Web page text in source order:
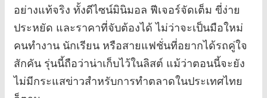
อย่างแท้จริง ทั้งดีไซน์มินิมอล ฟีเจอร์จัดเต็ม ขี่ง่าย
ประหยัด และราคาที่จับต้องได้ ไม่ว่าจะเป็นมือใหม่
คนทำงาน นักเรียน หรือสายแฟชั่นที่อยากได้รถคู่ใจ
สักคัน รุ่นนี้ถือว่าน่าเก็บไว้ในลิสต์ แม้ว่าตอนนี้จะยัง
ไม่มีกระแสข่าวสำหรับการทำตลาดในประเทศไทย